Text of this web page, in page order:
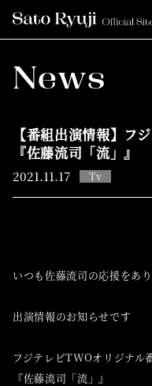
News
【番組出演情報】フ
『佐藤流司「流」』
2021.11.17 Tv
いつも佐藤流司の応援をあ
出演情報のお知らせです
フジテレビTWOオリジナル
『佐藤流司「流」』